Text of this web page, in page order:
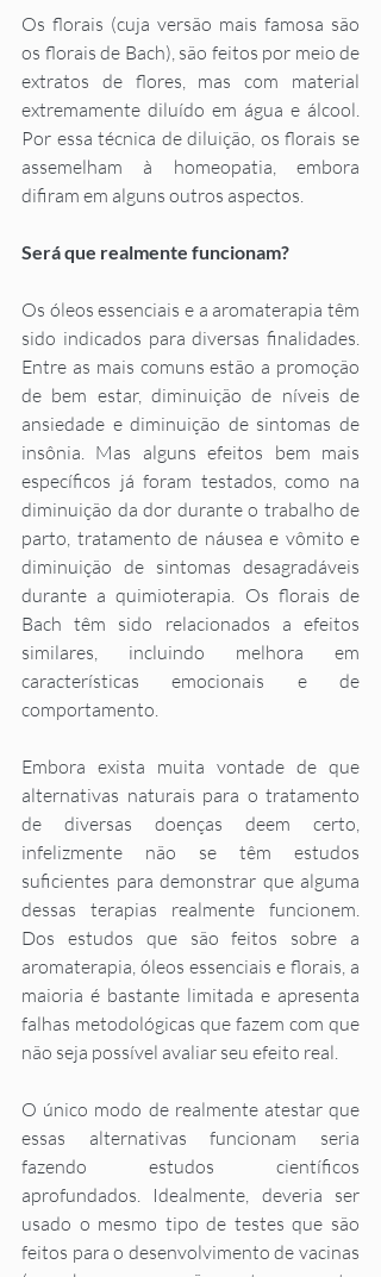
Os florais (cuja versão mais famosa são
os florais de Bach), são feitos por meio de
extratos de flores, mas com material
extremamente diluído em água e álcool.
Por essa técnica de diluição, os florais se
assemelham à homeopatia, embora
difiram em alguns outros aspectos.
Será que realmente funcionam?
Os óleos essenciais e a aromaterapia têm
sido indicados para diversas finalidades.
Entre as mais comuns estão a promoção
de bem estar, diminuição de níveis de
ansiedade e diminuição de sintomas de
insônia. Mas alguns efeitos bem mais
específicos já foram testados, como na
diminuição da dor durante o trabalho de
parto, tratamento de náusea e vômito e
diminuição de sintomas desagradáveis
durante a quimioterapia. Os florais de
Bach têm sido relacionados a efeitos
similares, incluindo melhora em
características emocionais e de
comportamento.
Embora exista muita vontade de que
alternativas naturais para o tratamento
de diversas doenças deem certo,
infelizmente não se têm estudos
suficientes para demonstrar que alguma
dessas terapias realmente funcionem.
Dos estudos que são feitos sobre a
aromaterapia, óleos essenciais e florais, a
maioria é bastante limitada e apresenta
falhas metodológicas que fazem com que
não seja possível avaliar seu efeito real.
O único modo de realmente atestar que
essas alternativas funcionam seria
fazendo estudos científicos
aprofundados. Idealmente, deveria ser
usado o mesmo tipo de testes que são
feitos para o desenvolvimento de vacinas